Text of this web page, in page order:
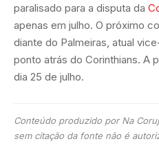
paralisado para a disputa da
apenas em julho. O próximo
diante do Palmeiras, atual
ponto atrás do Corinthians. A
dia 25 de julho.
Conteúdo produzido por Na
sem citação da fonte não é